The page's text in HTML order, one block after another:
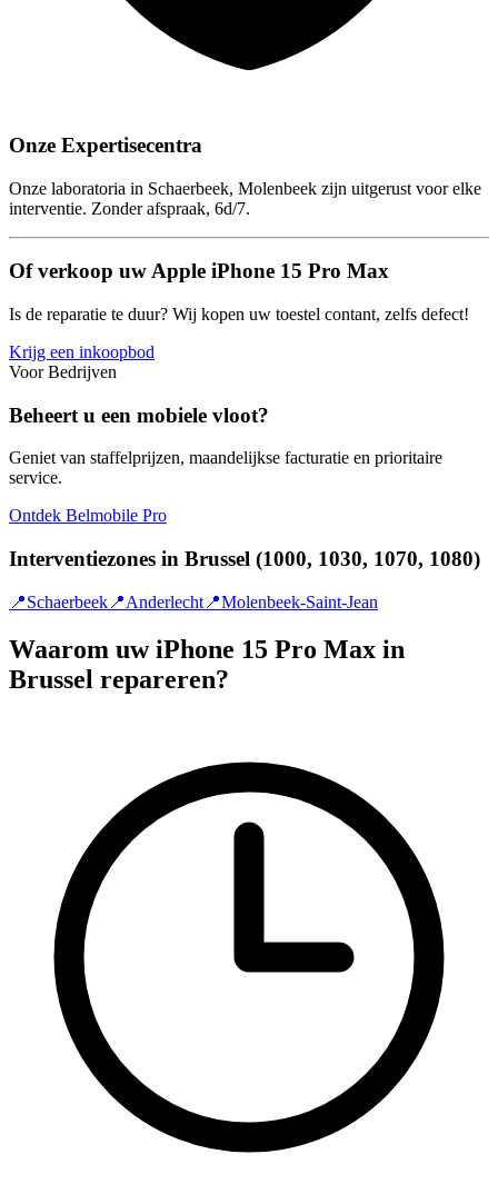
Onze Expertisecentra
Onze laboratoria in Schaerbeek, Molenbeek zijn uitgerust voor elke
interventie. Zonder afspraak, 6d/7.
Of verkoop uw Apple iPhone 15 Pro Max
Is de reparatie te duur? Wij kopen uw toestel contant, zelfs defect!
Krijg een inkoopbod
Voor Bedrijven
Beheert u een mobiele vloot?
Geniet van staffelprijzen, maandelijkse facturatie en prioritaire
service.
Ontdek Belmobile Pro
Interventiezones in Brussel (1000, 1030, 1070, 1080)
📍Schaerbeek 📍Anderlecht 📍Molenbeek-Saint-Jean
Waarom uw iPhone 15 Pro Max in
Brussel repareren?